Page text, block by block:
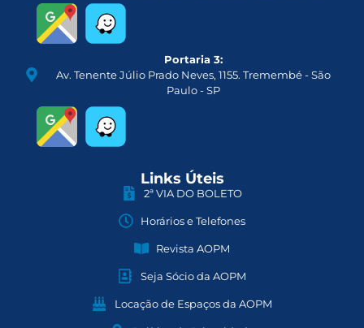
Portaria 3:
Av. Tenente Júlio Prado Neves, 1155. Tremembé - São
Paulo - SP
Links Úteis
2ª VIA DO BOLETO
Horários e Telefones
Revista AOPM
Seja Sócio da AOPM
Locação de Espaços da AOPM